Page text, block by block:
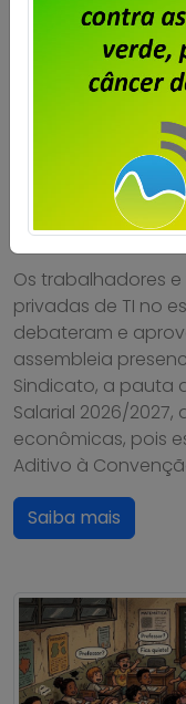
aprovam
2026/2027
Publicado por
Os trabalhadores
privadas de TI no
debateram e
assembleia
Sindicato, a pauta
Salarial 2026/
econômicas, pois
Aditivo à
Saiba mais